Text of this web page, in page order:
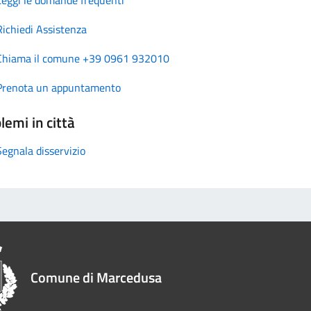
Assistenza
il comune +39 0961 932010
un appuntamento
in città
disservizio
Comune di Marcedusa